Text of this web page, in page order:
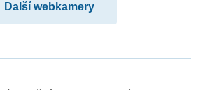
Další webkamery